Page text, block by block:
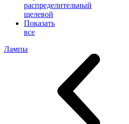
распределительный
щелевой
Показать
все
Лампы